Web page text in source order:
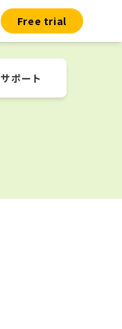
Free trial
サポート